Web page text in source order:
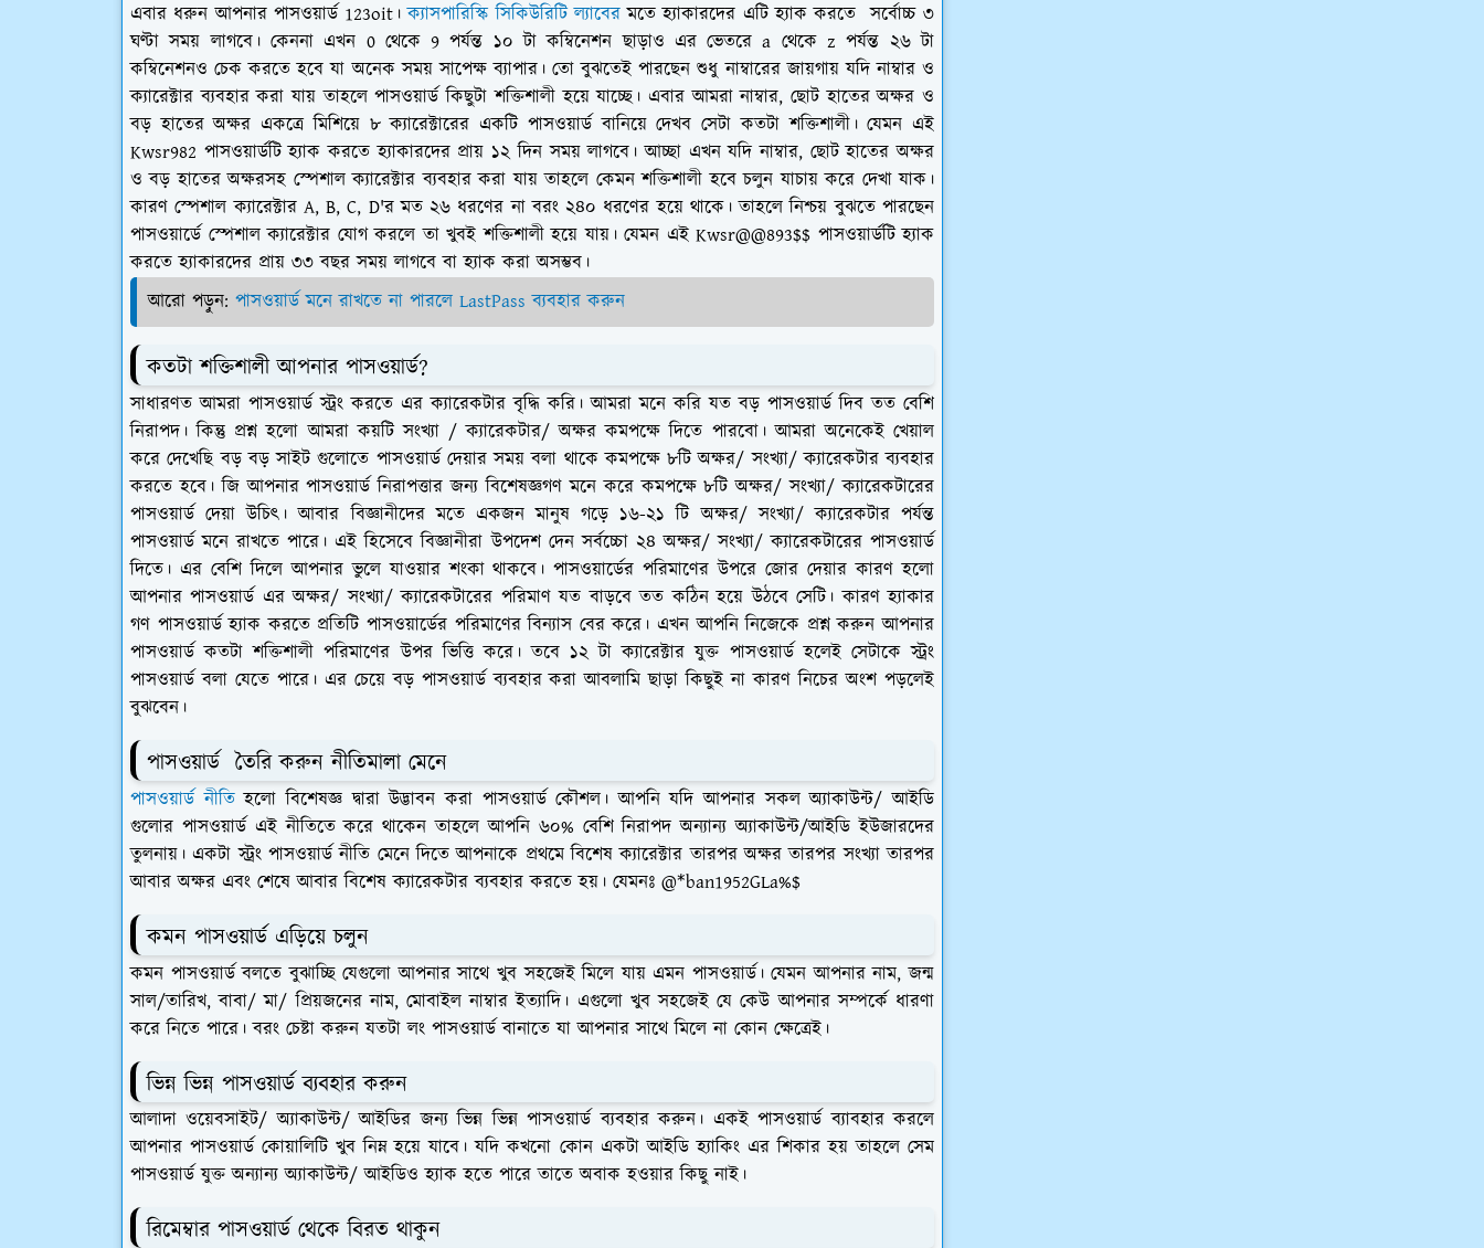
এবার ধরুন আপনার পাসওয়ার্ড 123oit।ক্যাসপারিস্কি সিকিউরিটি ল্যাবেরমতে হ্যাকারদের এটি হ্যাক করতে সর্বোচ্চ ৩
ঘণ্টা সময় লাগবে। কেননা এখন 0 থেকে 9 পর্যন্ত ১০ টা কম্বিনেশন ছাড়াও এর ভেতরে a থেকে z পর্যন্ত ২৬ টা
কম্বিনেশনও চেক করতে হবে যা অনেক সময় সাপেক্ষ ব্যাপার। তো বুঝতেই পারছেন শুধু নাম্বারের জায়গায় যদি নাম্বার ও
ক্যারেক্টার ব্যবহার করা যায় তাহলে পাসওয়ার্ড কিছুটা শক্তিশালী হয়ে যাচ্ছে। এবার আমরা নাম্বার, ছোট হাতের অক্ষর ও
বড় হাতের অক্ষর একত্রে মিশিয়ে ৮ ক্যারেক্টারের একটি পাসওয়ার্ড বানিয়ে দেখব সেটা কতটা শক্তিশালী। যেমন এই
Kwsr982 পাসওয়ার্ডটি হ্যাক করতে হ্যাকারদের প্রায় ১২ দিন সময় লাগবে। আচ্ছা এখন যদি নাম্বার, ছোট হাতের অক্ষর
ও বড় হাতের অক্ষরসহ স্পেশাল ক্যারেক্টার ব্যবহার করা যায় তাহলে কেমন শক্তিশালী হবে চলুন যাচায় করে দেখা যাক।
কারণ স্পেশাল ক্যারেক্টার A, B, C, D'র মত ২৬ ধরণের না বরং ২৪০ ধরণের হয়ে থাকে। তাহলে নিশ্চয় বুঝতে পারছেন
পাসওয়ার্ডে স্পেশাল ক্যারেক্টার যোগ করলে তা খুবই শক্তিশালী হয়ে যায়। যেমন এই Kwsr@@893$$ পাসওয়ার্ডটি হ্যাক
করতে হ্যাকারদের প্রায় ৩৩ বছর সময় লাগবে বা হ্যাক করা অসম্ভব।
আরো পড়ুন: পাসওয়ার্ড মনে রাখতে না পারলে LastPass ব্যবহার করুন
কতটা শক্তিশালী আপনার পাসওয়ার্ড?
সাধারণত আমরা পাসওয়ার্ড স্ট্রং করতে এর ক্যারেকটার বৃদ্ধি করি। আমরা মনে করি যত বড় পাসওয়ার্ড দিব তত বেশি
নিরাপদ। কিন্তু প্রশ্ন হলো আমরা কয়টি সংখ্যা / ক্যারেকটার/ অক্ষর কমপক্ষে দিতে পারবো। আমরা অনেকেই খেয়াল
করে দেখেছি বড় বড় সাইট গুলোতে পাসওয়ার্ড দেয়ার সময় বলা থাকে কমপক্ষে ৮টি অক্ষর/ সংখ্যা/ ক্যারেকটার ব্যবহার
করতে হবে। জি আপনার পাসওয়ার্ড নিরাপত্তার জন্য বিশেষজ্ঞগণ মনে করে কমপক্ষে ৮টি অক্ষর/ সংখ্যা/ ক্যারেকটারের
পাসওয়ার্ড দেয়া উচিৎ। আবার বিজ্ঞানীদের মতে একজন মানুষ গড়ে ১৬-২১ টি অক্ষর/ সংখ্যা/ ক্যারেকটার পর্যন্ত
পাসওয়ার্ড মনে রাখতে পারে। এই হিসেবে বিজ্ঞানীরা উপদেশ দেন সর্বচ্চো ২৪ অক্ষর/ সংখ্যা/ ক্যারেকটারের পাসওয়ার্ড
দিতে। এর বেশি দিলে আপনার ভুলে যাওয়ার শংকা থাকবে। পাসওয়ার্ডের পরিমাণের উপরে জোর দেয়ার কারণ হলো
আপনার পাসওয়ার্ড এর অক্ষর/ সংখ্যা/ ক্যারেকটারের পরিমাণ যত বাড়বে তত কঠিন হয়ে উঠবে সেটি। কারণ হ্যাকার
গণ পাসওয়ার্ড হ্যাক করতে প্রতিটি পাসওয়ার্ডের পরিমাণের বিন্যাস বের করে। এখন আপনি নিজেকে প্রশ্ন করুন আপনার
পাসওয়ার্ড কতটা শক্তিশালী পরিমাণের উপর ভিত্তি করে। তবে ১২ টা ক্যারেক্টার যুক্ত পাসওয়ার্ড হলেই সেটাকে স্ট্রং
পাসওয়ার্ড বলা যেতে পারে। এর চেয়ে বড় পাসওয়ার্ড ব্যবহার করা আবলামি ছাড়া কিছুই না কারণ নিচের অংশ পড়লেই
বুঝবেন।
পাসওয়ার্ড তৈরি করুন নীতিমালা মেনে
পাসওয়ার্ড নীতিহলো বিশেষজ্ঞ দ্বারা উদ্ভাবন করা পাসওয়ার্ড কৌশল। আপনি যদি আপনার সকল অ্যাকাউন্ট/ আইডি
গুলোর পাসওয়ার্ড এই নীতিতে করে থাকেন তাহলে আপনি ৬০% বেশি নিরাপদ অন্যান্য অ্যাকাউন্ট/আইডি ইউজারদের
তুলনায়। একটা স্ট্রং পাসওয়ার্ড নীতি মেনে দিতে আপনাকে প্রথমে বিশেষ ক্যারেক্টার তারপর অক্ষর তারপর সংখ্যা তারপর
আবার অক্ষর এবং শেষে আবার বিশেষ ক্যারেকটার ব্যবহার করতে হয়। যেমনঃ @*ban1952GLa%$
কমন পাসওয়ার্ড এড়িয়ে চলুন
কমন পাসওয়ার্ড বলতে বুঝাচ্ছি যেগুলো আপনার সাথে খুব সহজেই মিলে যায় এমন পাসওয়ার্ড। যেমন আপনার নাম, জন্ম
সাল/তারিখ, বাবা/ মা/ প্রিয়জনের নাম, মোবাইল নাম্বার ইত্যাদি। এগুলো খুব সহজেই যে কেউ আপনার সম্পর্কে ধারণা
করে নিতে পারে। বরং চেষ্টা করুন যতটা লং পাসওয়ার্ড বানাতে যা আপনার সাথে মিলে না কোন ক্ষেত্রেই।
ভিন্ন ভিন্ন পাসওয়ার্ড ব্যবহার করুন
আলাদা ওয়েবসাইট/ অ্যাকাউন্ট/ আইডির জন্য ভিন্ন ভিন্ন পাসওয়ার্ড ব্যবহার করুন। একই পাসওয়ার্ড ব্যাবহার করলে
আপনার পাসওয়ার্ড কোয়ালিটি খুব নিম্ন হয়ে যাবে। যদি কখনো কোন একটা আইডি হ্যাকিং এর শিকার হয় তাহলে সেম
পাসওয়ার্ড যুক্ত অন্যান্য অ্যাকাউন্ট/ আইডিও হ্যাক হতে পারে তাতে অবাক হওয়ার কিছু নাই।
রিমেম্বার পাসওয়ার্ড থেকে বিরত থাকুন